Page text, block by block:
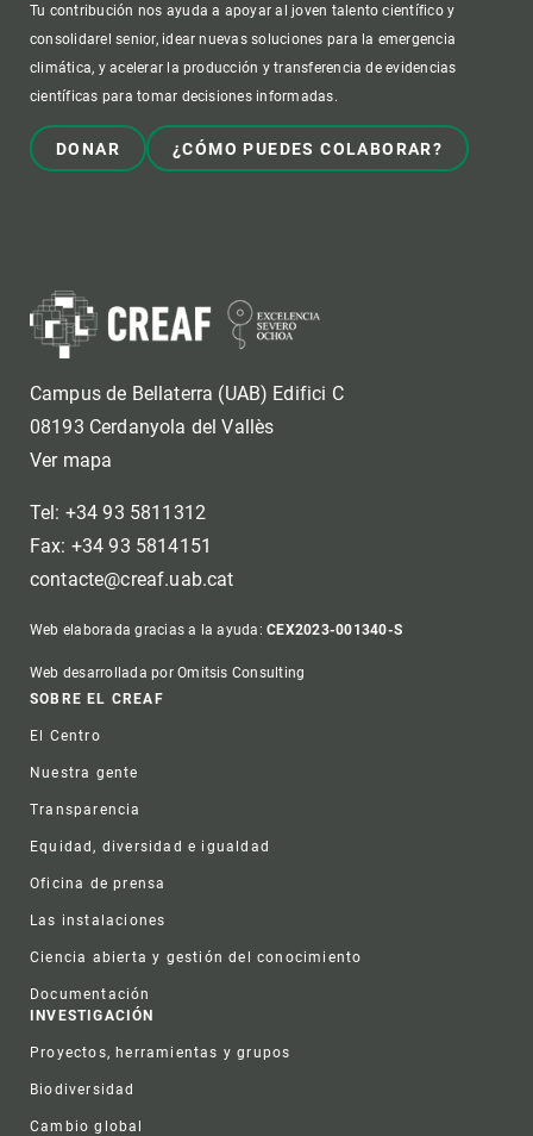
Tu contribución nos ayuda a apoyar al joven talento científico y
consolidarel senior, idear nuevas soluciones para la emergencia
climática, y acelerar la producción y transferencia de evidencias
científicas para tomar decisiones informadas.
DONAR ¿CÓMO PUEDES COLABORAR?
Campus de Bellaterra (UAB) Edifici C
08193 Cerdanyola del Vallès
Ver mapa
Tel: +34 93 5811312
Fax: +34 93 5814151
contacte@creaf.uab.cat
Web elaborada gracias a la ayuda:CEX2023-001340-S
Web desarrollada por Omitsis Consulting
Footer
SOBRE EL CREAF
El Centro
Nuestra gente
Transparencia
Equidad, diversidad e igualdad
Oficina de prensa
Las instalaciones
Ciencia abierta y gestión del conocimiento
Documentación
INVESTIGACIÓN
Proyectos, herramientas y grupos
Biodiversidad
Cambio global